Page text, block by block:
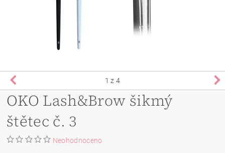
1 z 4
OKO Lash&Brow šikmý
štětec č. 3
Neohodnoceno